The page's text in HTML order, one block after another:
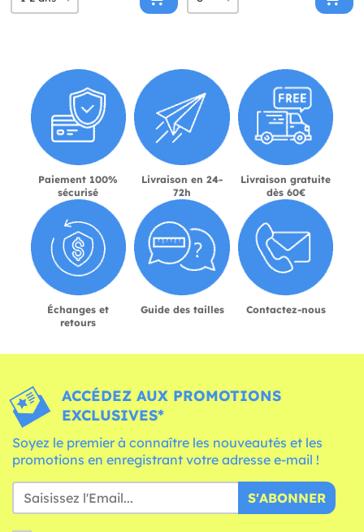
Paiement 100%
sécurisé
Livraison en 24-
72h
Livraison gratuite
dès 60€
Échanges et
retours
Guide des tailles Contactez-nous
ACCÉDEZ AUX PROMOTIONS
EXCLUSIVES*
Soyez le premier à connaître les nouveautés et les
promotions en enregistrant votre adresse e-mail !
S'ABONNER